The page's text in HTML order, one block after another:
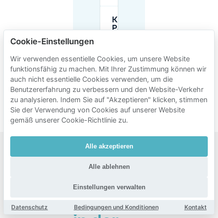
Kann ich
Parkplätze
im Voraus
buchen und
ist eine
Stornierung
möglich?
Beliebte
zum
Parken
Cookie-Einstellungen
Wir verwenden essentielle Cookies, um unsere Website
funktionsfähig zu machen. Mit Ihrer Zustimmung können wir
auch nicht essentielle Cookies verwenden, um die
Benutzererfahrung zu verbessern und den Website-Verkehr
zu analysieren. Indem Sie auf "Akzeptieren" klicken, stimmen
Sie der Verwendung von Cookies auf unserer Website
gemäß unserer Cookie-Richtlinie zu.
Alle akzeptieren
Alle ablehnen
Einstellungen verwalten
Datenschutz Bedingungen und Konditionen Kontakt